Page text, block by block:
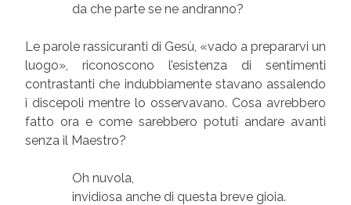
da che parte se ne andranno?
Le parole rassicuranti di Gesù, «vado a prepararvi un
luogo», riconoscono l’esistenza di sentimenti
contrastanti che indubbiamente stavano assalendo
i discepoli mentre lo osservavano. Cosa avrebbero
fatto ora e come sarebbero potuti andare avanti
senza il Maestro?
Oh nuvola,
invidiosa anche di questa breve gioia.